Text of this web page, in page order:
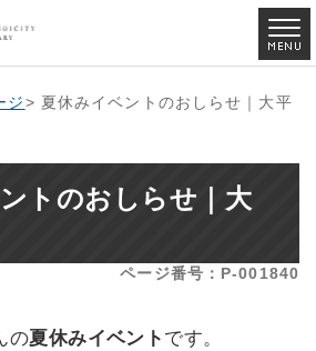
ジ> 夏休みイベントのおしらせ｜大平
トのおしらせ｜大
ページ番号：P-001840
の夏休みイベント です。